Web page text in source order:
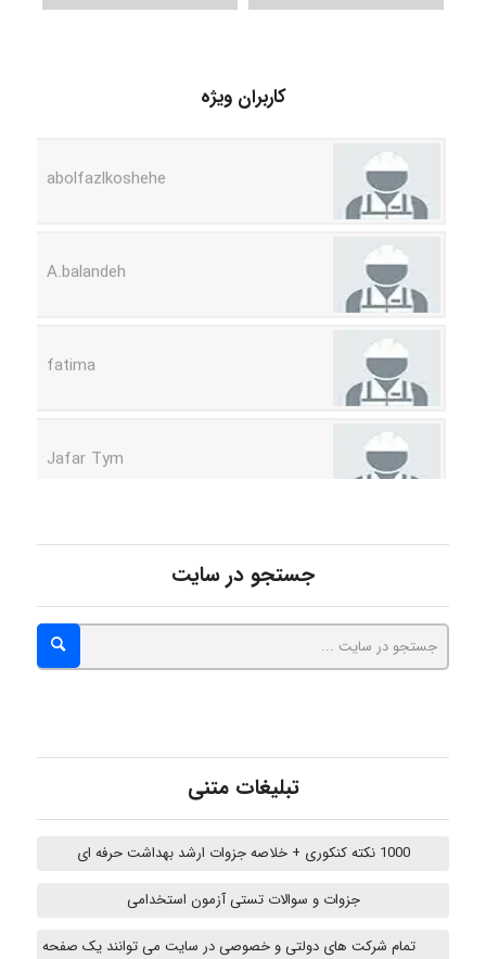
کاربران ویژه
جستجو در سایت
تبلیغات متنی
1000 نکته کنکوری + خلاصه جزوات ارشد بهداشت حرفه ای
جزوات و سوالات تستی آزمون استخدامی
تمام شرکت های دولتی و خصوصی در سایت می توانند یک صفحه